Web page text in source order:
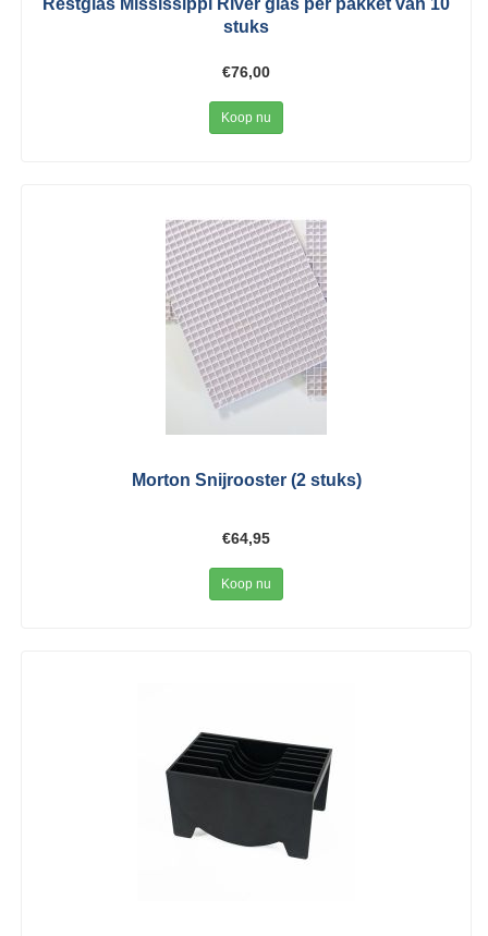
Restglas Mississippi River glas per pakket van 10
stuks
€76,00
Koop nu
Morton Snijrooster (2 stuks)
€64,95
Koop nu